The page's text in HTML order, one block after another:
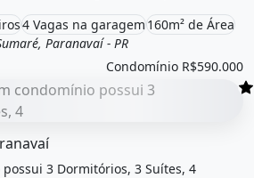
Condomínio por R$590.000 /Mês.
4 Vagas na garagem160m² de Área
Paranavaí - PR
Condomínio R$590.000
3 Dormitórios, 3 Suítes, 4